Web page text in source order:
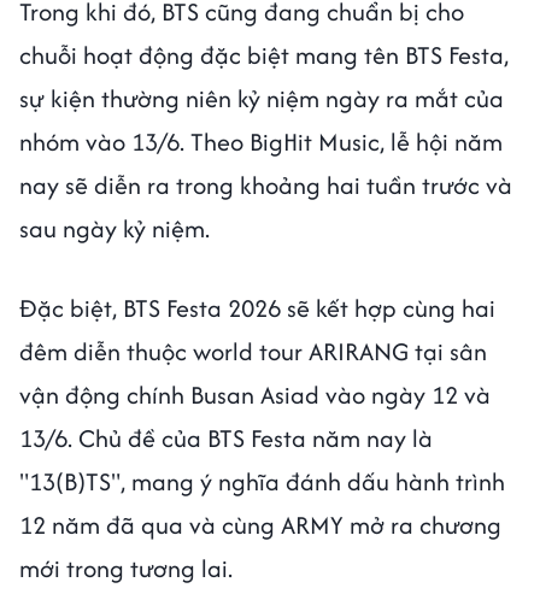
Trong khi đó, BTS cũng đang chuẩn bị cho
chuỗi hoạt động đặc biệt mang tên BTS Festa,
sự kiện thường niên kỷ niệm ngày ra mắt của
nhóm vào 13/6. Theo BigHit Music, lễ hội năm
nay sẽ diễn ra trong khoảng hai tuần trước và
sau ngày kỷ niệm.
Đặc biệt, BTS Festa 2026 sẽ kết hợp cùng hai
đêm diễn thuộc world tour ARIRANG tại sân
vận động chính Busan Asiad vào ngày 12 và
13/6. Chủ đề của BTS Festa năm nay là
"13(B)TS", mang ý nghĩa đánh dấu hành trình
12 năm đã qua và cùng ARMY mở ra chương
mới trong tương lai.